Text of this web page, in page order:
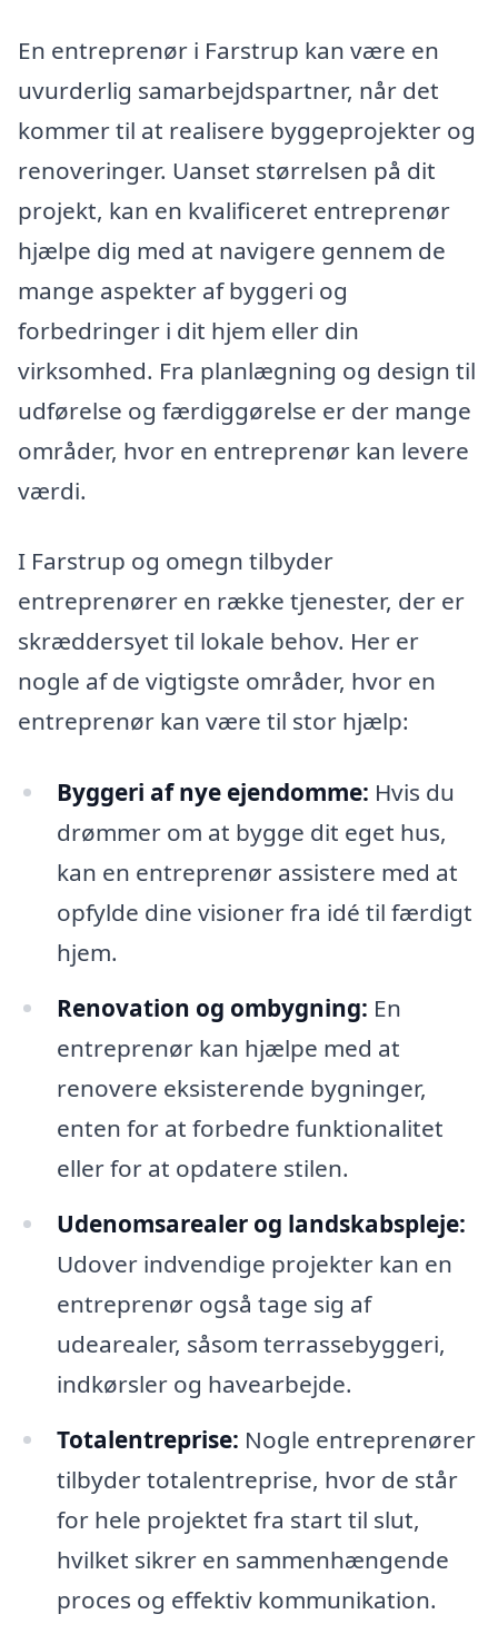
En entreprenør i Farstrup kan være en
uvurderlig samarbejdspartner, når det
kommer til at realisere byggeprojekter og
renoveringer. Uanset størrelsen på dit
projekt, kan en kvalificeret entreprenør
hjælpe dig med at navigere gennem de
mange aspekter af byggeri og
forbedringer i dit hjem eller din
virksomhed. Fra planlægning og design til
udførelse og færdiggørelse er der mange
områder, hvor en entreprenør kan levere
værdi.
I Farstrup og omegn tilbyder
entreprenører en række tjenester, der er
skræddersyet til lokale behov. Her er
nogle af de vigtigste områder, hvor en
entreprenør kan være til stor hjælp:
Byggeri af nye ejendomme: Hvis du
drømmer om at bygge dit eget hus,
kan en entreprenør assistere med at
opfylde dine visioner fra idé til færdigt
hjem.
Renovation og ombygning: En
entreprenør kan hjælpe med at
renovere eksisterende bygninger,
enten for at forbedre funktionalitet
eller for at opdatere stilen.
Udenomsarealer og landskabspleje:
Udover indvendige projekter kan en
entreprenør også tage sig af
udearealer, såsom terrassebyggeri,
indkørsler og havearbejde.
Totalentreprise: Nogle entreprenører
tilbyder totalentreprise, hvor de står
for hele projektet fra start til slut,
hvilket sikrer en sammenhængende
proces og effektiv kommunikation.